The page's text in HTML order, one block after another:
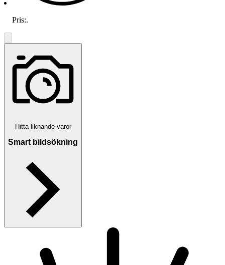
Pris:.
Hitta liknande varor
Smart bildsökning